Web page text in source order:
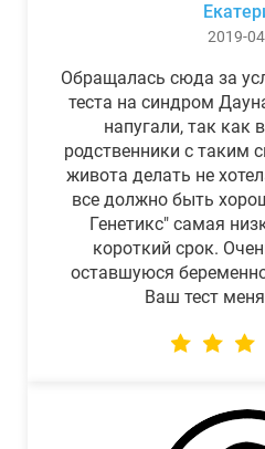
2019-
Обращалась сюда за
теста на синдром
напугали, так как
родственники с таким
живота делать не
все должно быть
Генетикс" самая
короткий срок.
оставшуюся
Ваш тест